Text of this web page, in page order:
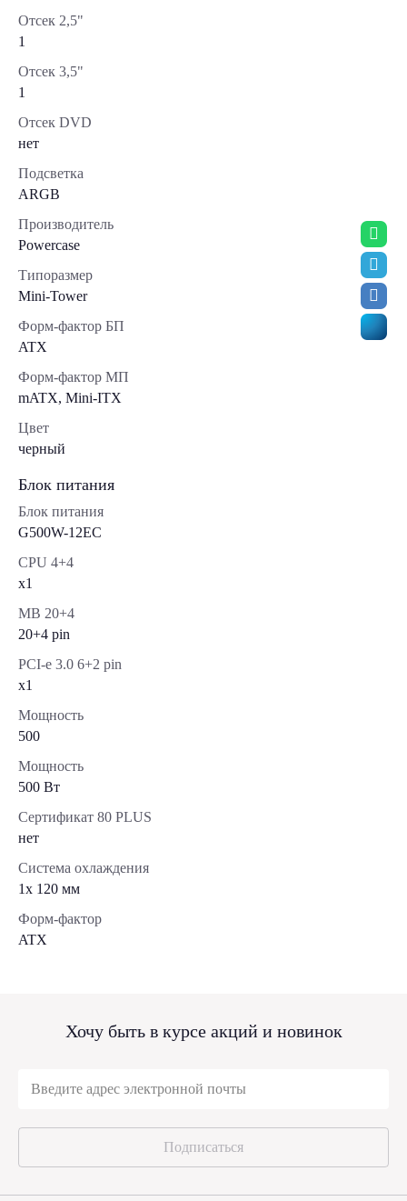
Отсек 2,5"
1
Отсек 3,5"
1
Отсек DVD
нет
Подсветка
ARGB
Производитель
Powercase
Типоразмер
Mini-Tower
Форм-фактор БП
ATX
Форм-фактор МП
mATX, Mini-ITX
Цвет
черный
Блок питания
Блок питания
G500W-12EC
CPU 4+4
x1
MB 20+4
20+4 pin
PCI-e 3.0 6+2 pin
x1
Мощность
500
Мощность
500 Вт
Сертификат 80 PLUS
нет
Система охлаждения
1x 120 мм
Форм-фактор
ATX
Хочу быть в курсе акций и новинок
Подписаться